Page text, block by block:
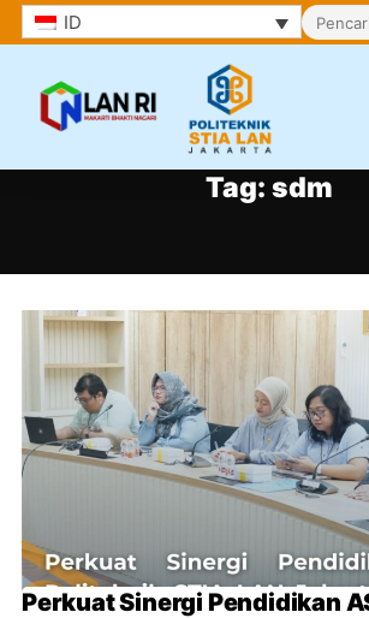
ID
Tag: sdm
Perkuat Sinergi Pendidikan